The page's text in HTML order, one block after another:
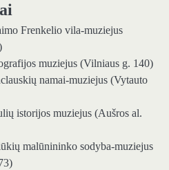
Frenkelio vila-muziejus
muziejus (Vilniaus g. 140)
namai-muziejus (Vytauto
istorijos muziejus (Aušros al.
malūnininko sodyba-muziejus